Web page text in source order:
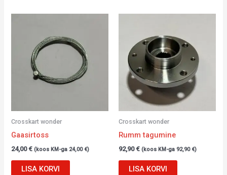
Crosskart wonder
Gaasirtoss
24,00€ (koos KM-ga 24,00 €)
LISA KORVI
Crosskart wonder
Rumm tagumine
92,90€ (koos KM-ga 92,90 €)
LISA KORVI